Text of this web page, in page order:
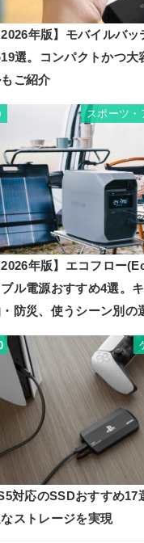
年版】モバイルバッ
選。コンパクトかつ大
ご紹介
スポーツ・
年版】エコフロー
ル電源おすすめ4選。
防災、使うシーン別の
対応のSSDおすすめ17
ストレージを実現